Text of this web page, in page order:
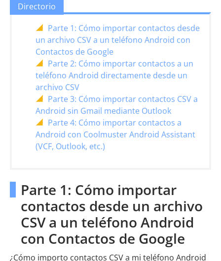
Directorio
Parte 1: Cómo importar contactos desde
un archivo CSV a un teléfono Android con
Contactos de Google
Parte 2: Cómo importar contactos a un
teléfono Android directamente desde un
archivo CSV
Parte 3: Cómo importar contactos CSV a
Android sin Gmail mediante Outlook
Parte 4: Cómo importar contactos a
Android con Coolmuster Android Assistant
(VCF, Outlook, etc.)
Parte 1: Cómo importar
contactos desde un archivo
CSV a un teléfono Android
con Contactos de Google
¿Cómo importo contactos CSV a mi teléfono Android